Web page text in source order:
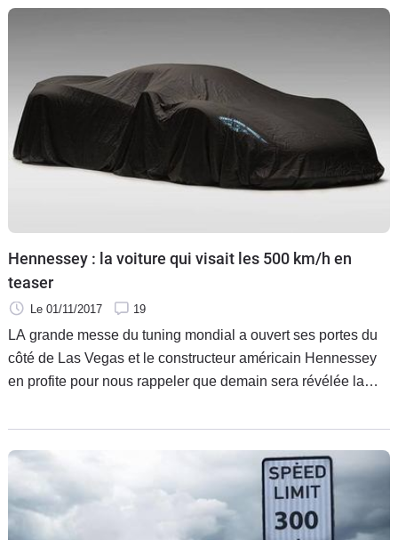
heure.
Hennessey : la voiture qui visait les 500 km/h en
teaser
Le 01/11/2017 19
LA grande messe du tuning mondial a ouvert ses portes du
côté de Las Vegas et le constructeur américain Hennessey
en profite pour nous rappeler que demain sera révélée la
maximale hors du commun : près de 500 km/h.